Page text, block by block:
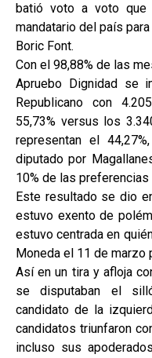
batió voto a voto que
mandatario del país
Boric Font.
Con el 98,88% de las
Apruebo Dignidad se
Republicano con
55,73% versus los
representan el
diputado por
10% de las
Este resultado se dio
estuvo exento de
estuvo centrada en
Moneda el 11 de marzo
Así en un tira y afloja
se disputaban el
candidato de la
candidatos triunfaron
incluso sus